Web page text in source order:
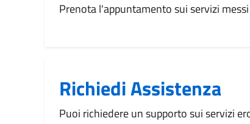
Prenota l'appuntamento sui servizi
Richiedi Assistenza
Puoi richiedere un supporto sui servizi